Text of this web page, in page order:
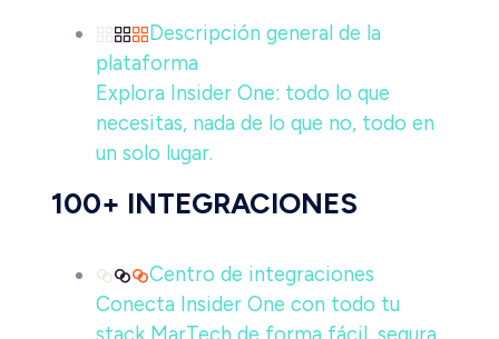
Descripción general de la
plataforma
Explora Insider One: todo lo que
necesitas, nada de lo que no, todo en
un solo lugar.
100+ INTEGRACIONES
Centro de integraciones
Conecta Insider One con todo tu